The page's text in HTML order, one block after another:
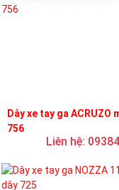
Dây xe tay ga ACRUZO
756
Liên hệ: